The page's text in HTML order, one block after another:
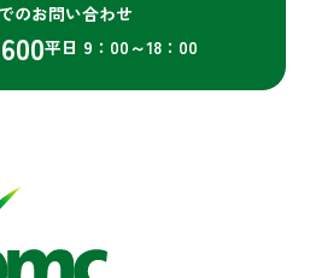
のお問い合わせ
平日 9：00～18：00